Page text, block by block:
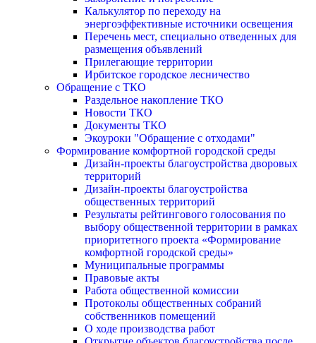
Калькулятор по переходу на
энергоэффективные источники освещения
Перечень мест, специально отведенных для
размещения объявлений
Прилегающие территории
Ирбитское городское лесничество
Обращение с ТКО
Раздельное накопление ТКО
Новости ТКО
Документы ТКО
Экоуроки "Обращение с отходами"
Формирование комфортной городской среды
Дизайн-проекты благоустройства дворовых
территорий
Дизайн-проекты благоустройства
общественных территорий
Результаты рейтингового голосования по
выбору общественной территории в рамках
приоритетного проекта «Формирование
комфортной городской среды»
Муниципальные программы
Правовые акты
Работа общественной комиссии
Протоколы общественных собраний
собственников помещений
О ходе производства работ